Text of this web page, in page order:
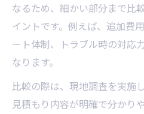
なるため、細かい部分まで比
イントです。例えば、追加費
ート体制、トラブル時の対応
なります。
比較の際は、現地調査を実施
見積もり内容が明確で分かり